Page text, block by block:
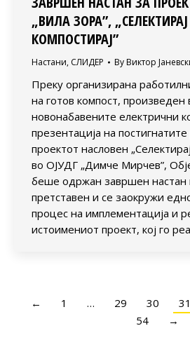
„ВИЛА ЗОРА”,
КОМПОСТИРАЈ”
Настани, СЛИДЕР By Виктор
Преку организирана
на готов компост, произведен
новонабавените електрични
презентација на
проектот насловен
во ОЈУДГ „Димче Мирчев”,
беше одржан завршен настан
претставен и се заокружи
процес на имплементација и
истоимениот проект, кој го
← 1 … 29 30 31
54
→